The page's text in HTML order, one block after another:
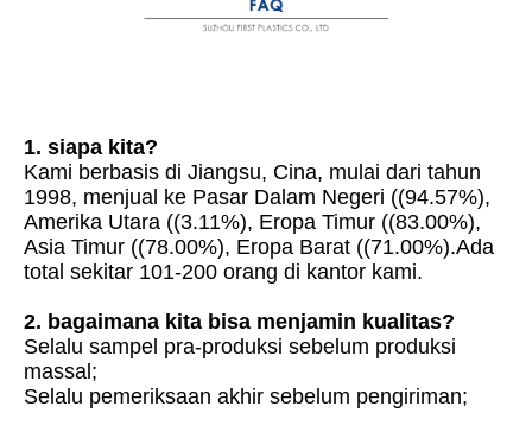
1. siapa kita?
Kami berbasis di Jiangsu, Cina, mulai dari tahun
1998, menjual ke Pasar Dalam Negeri ((94.57%),
Amerika Utara ((3.11%), Eropa Timur ((83.00%),
Asia Timur ((78.00%), Eropa Barat ((71.00%).Ada
total sekitar 101-200 orang di kantor kami.
2. bagaimana kita bisa menjamin kualitas?
Selalu sampel pra-produksi sebelum produksi
massal;
Selalu pemeriksaan akhir sebelum pengiriman;